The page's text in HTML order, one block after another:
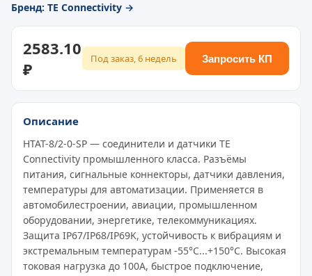
Бренд: TE Connectivity →
2583.10
₽
Под заказ, 6 недель Запросить КП
Описание
HTAT-8/2-0-SP — соединители и датчики TE
Connectivity промышленного класса. Разъёмы
питания, сигнальные коннекторы, датчики давления,
температуры для автоматизации. Применяется в
автомобилестроении, авиации, промышленном
оборудовании, энергетике, телекоммуникациях.
Защита IP67/IP68/IP69K, устойчивость к вибрациям и
экстремальным температурам -55°C...+150°C. Высокая
токовая нагрузка до 100A, быстрое подключение,